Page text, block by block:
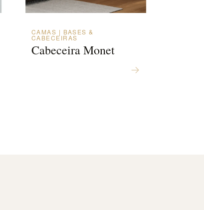
CAMAS | BASES &
CABECEIRAS
Cabeceira Monet